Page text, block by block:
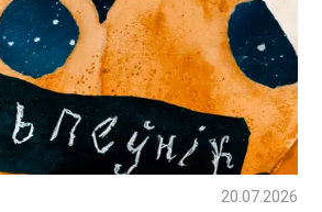
20.07.2026